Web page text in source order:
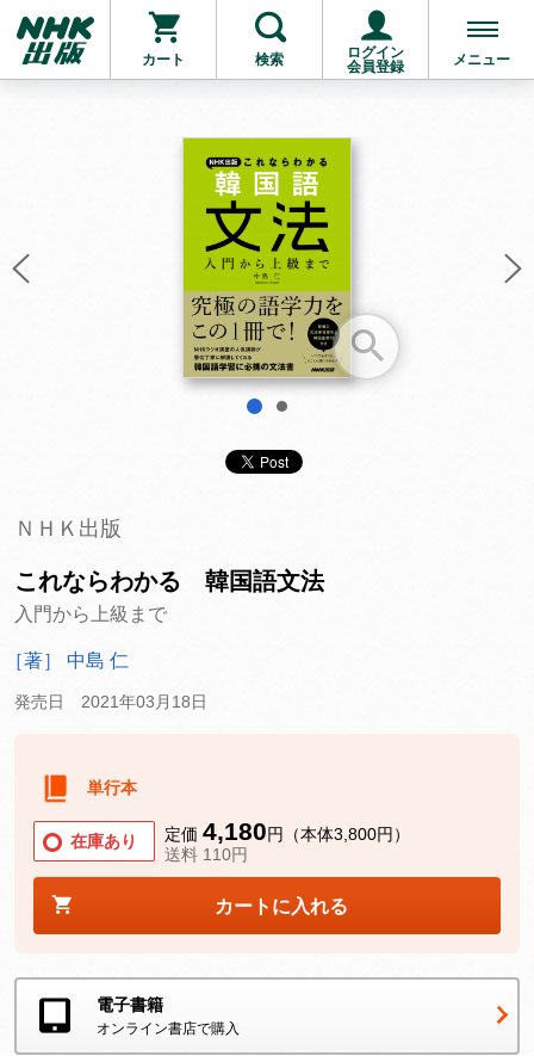
カート 検索
ログイン
会員登録
メニュー
お支払いに進む
他にも商品を買う
1
ＮＨＫ出版
これならわかる 韓国語文法
入門から上級まで
［著］ 中島 仁
発売日 2021年03月18日
単行本
在庫あり 定価 4,180円（本体3,800円）
送料 110円
カートに入れる
電子書籍
オンライン書店で購入